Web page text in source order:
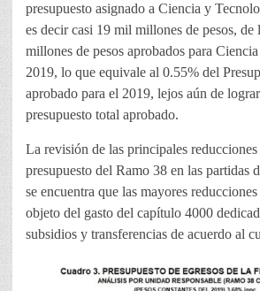
presupuesto asignado a Ciencia y
es decir casi 19 mil millones de pesos,
millones de pesos aprobados para
2019, lo que equivale al 0.55% del
aprobado para el 2019, lejos aún de
presupuesto total aprobado.
La revisión de las principales reducciones
presupuesto del Ramo 38 en las partidas
se encuentra que las mayores
objeto del gasto del capítulo 4000
subsidios y transferencias de acuerdo al